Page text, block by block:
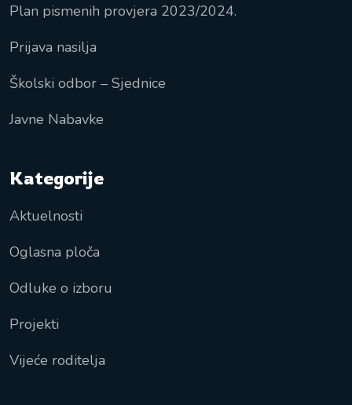
Plan pismenih provjera 2023/2024.
Prijava nasilja
Školski odbor – Sjednice
Javne Nabavke
Kategorije
Aktuelnosti
Oglasna ploča
Odluke o izboru
Projekti
Vijeće roditelja